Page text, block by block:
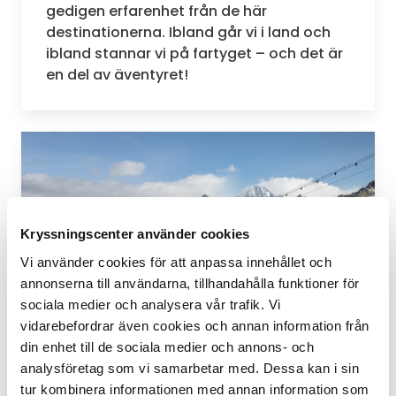
Kryssningscenter använder cookies
Vi använder cookies för att anpassa innehållet och
annonserna till användarna, tillhandahålla funktioner för
sociala medier och analysera vår trafik. Vi
vidarebefordrar även cookies och annan information från
din enhet till de sociala medier och annons- och
analysföretag som vi samarbetar med. Dessa kan i sin
tur kombinera informationen med annan information som
gedigen erfarenhet från de här
destinationerna. Ibland går vi i land och
ibland stannar vi på fartyget – och det är
en del av äventyret!
DAG 13-15. Med kur mot Antarktis